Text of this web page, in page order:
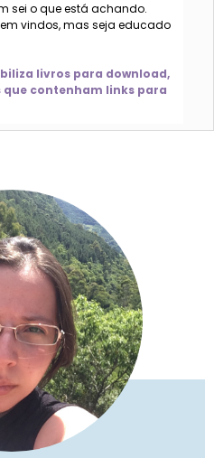
sei o que está achando.
vindos, mas seja educado
livros para download,
contenham links para